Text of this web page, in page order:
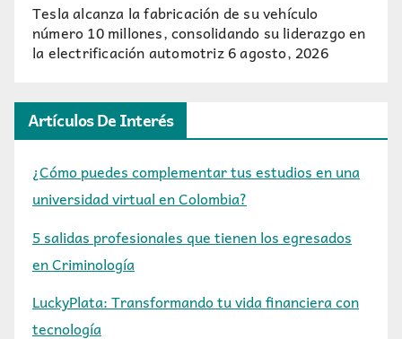
Tesla alcanza la fabricación de su vehículo
número 10 millones, consolidando su liderazgo en
la electrificación automotriz6 agosto, 2026
Artículos De Interés
¿Cómo puedes complementar tus estudios en una
universidad virtual en Colombia?
5 salidas profesionales que tienen los egresados
en Criminología
LuckyPlata: Transformando tu vida financiera con
tecnología